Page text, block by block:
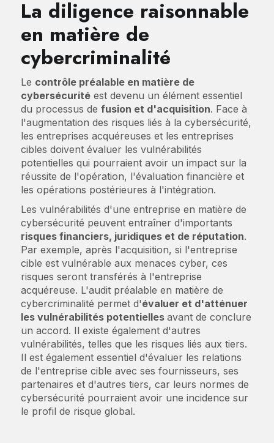
La diligence raisonnable
en matière de
cybercriminalité
Le contrôle préalable en matière de
cybersécuritéest devenu un élément essentiel
du processus de fusion et d'acquisition. Face à
l'augmentation des risques liés à la cybersécurité,
les entreprises acquéreuses et les entreprises
cibles doivent évaluer les vulnérabilités
potentielles qui pourraient avoir un impact sur la
réussite de l'opération, l'évaluation financière et
les opérations postérieures à l'intégration.
Les vulnérabilités d'une entreprise en matière de
cybersécurité peuvent entraîner d'importants
risques financiers, juridiques et de réputation.
Par exemple, après l'acquisition, si l'entreprise
cible est vulnérable aux menaces cyber, ces
risques seront transférés à l'entreprise
acquéreuse. L'audit préalable en matière de
cybercriminalité permet d'évaluer et d'atténuer
les vulnérabilités potentielles avant de conclure
un accord. Il existe également d'autres
vulnérabilités, telles que les risques liés aux tiers.
Il est également essentiel d'évaluer les relations
de l'entreprise cible avec ses fournisseurs, ses
partenaires et d'autres tiers, car leurs normes de
cybersécurité pourraient avoir une incidence sur
le profil de risque global.